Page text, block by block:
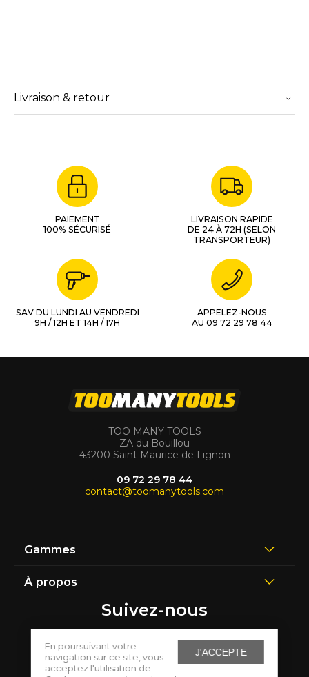
J'ACCEPTE
En poursuivant votre
navigation sur ce site, vous
acceptez l'utilisation de
Livraison & retour
PAIEMENT
100% SÉCURISÉ
LIVRAISON RAPIDE
DE 24 À 72H (SELON
TRANSPORTEUR)
SAV DU LUNDI AU VENDREDI
9H / 12H ET 14H / 17H
APPELEZ-NOUS
AU 09 72 29 78 44
TOO MANY TOOLS
ZA du Bouillou
43200 Saint Maurice de Lignon
09 72 29 78 44
contact@toomanytools.com
Gammes
À propos
Suivez-nous